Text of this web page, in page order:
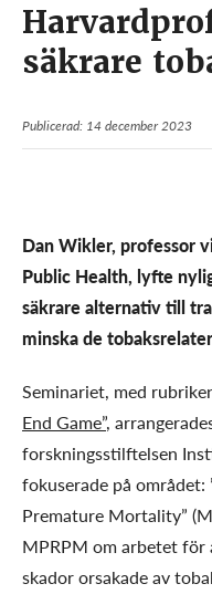
säkrare
Publicerad: 14 december 2023
Dan Wikler, professor
Public Health, lyfte
säkrare alternativ till
minska de
Seminariet, med
End Game”,
forskningsstilftelsen
fokuserade på
Premature Mortality”
MPRPM om arbetet för
skador orsakade av